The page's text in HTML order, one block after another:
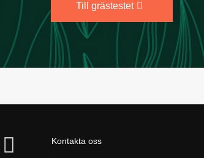
Till grästestet
Kontakta oss